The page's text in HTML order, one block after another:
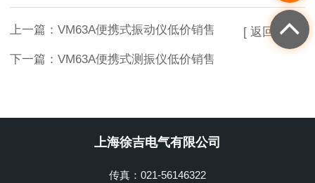
上一篇： VM63A便携式振动仪低价销售
下一篇： VM63A便携式测振仪低价销售
[ 返回列表 ]
上海徐吉电气有限公司
传真：021-56146322